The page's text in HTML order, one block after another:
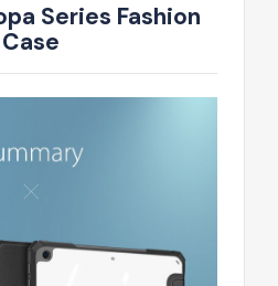
Series Fashion
Case